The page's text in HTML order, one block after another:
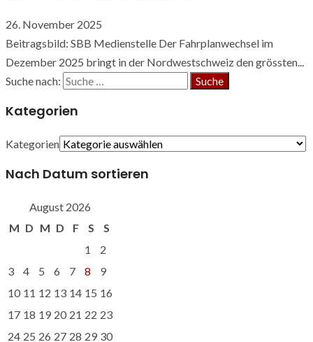
26. November 2025
Beitragsbild: SBB Medienstelle Der Fahrplanwechsel im
Dezember 2025 bringt in der Nordwestschweiz den grössten...
Suche nach:
Kategorien
Kategorien
Nach Datum sortieren
August 2026
M D M D F S
S
1
2
3
4 5 6 7 8
9
10 11 12 13 14 15 16
17 18 19 20 21 22 23
24 25 26 27 28 29 30